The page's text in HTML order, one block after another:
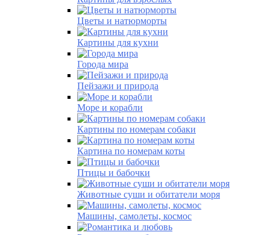
Цветы и натюрморты
Картины для кухни
Города мира
Пейзажи и природа
Море и корабли
Картины по номерам собаки
Картина по номерам коты
Птицы и бабочки
Животные суши и обитатели моря
Машины, самолеты, космос